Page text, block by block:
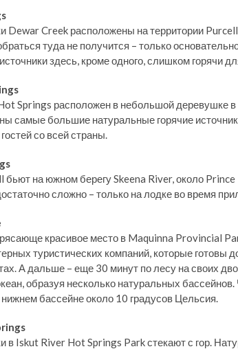
Dewar Creek расположены на территории
туда не получится – только
здесь, кроме одного, слишком горячи
Springs расположен в небольшой деревушке
самые большие натуральные горячие
со всей страны.
бьют на южном берегу Skeena River, около
сложно – только на лодке во время
красивое место в Maquinna Provincial
туристических компаний, которые готовы
А дальше – еще 30 минут по лесу на своих
образуя несколько натуральных
бассейне около 10 градусов Цельсия.
в Iskut River Hot Springs Park стекают с гор.